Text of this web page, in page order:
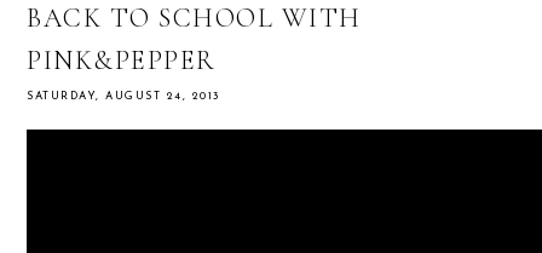
BACK TO SCHOOL WITH
PINK&PEPPER
SATURDAY, AUGUST 24, 2013